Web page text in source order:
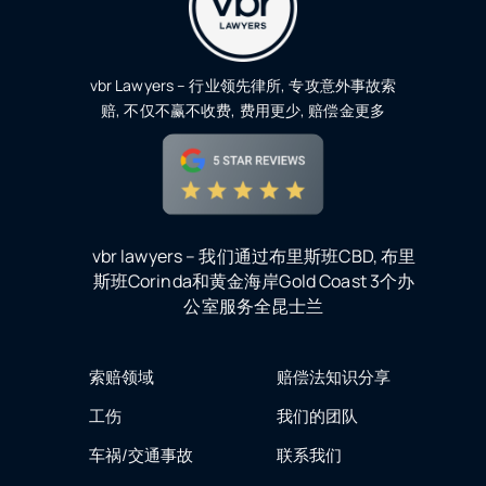
vbr Lawyers – 行业领先律所, 专攻意外事故索
赔, 不仅不赢不收费, 费用更少, 赔偿金更多
vbr lawyers – 我们通过布里斯班CBD, 布里
斯班Corinda和黄金海岸Gold Coast 3个办
公室服务全昆士兰
索赔领域
工伤
车祸/交通事故
赔偿法知识分享
我们的团队
联系我们